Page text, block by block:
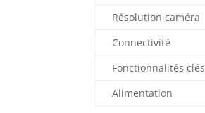
Résolution caméra
Connectivité
Fonctionnalités clés
Alimentation